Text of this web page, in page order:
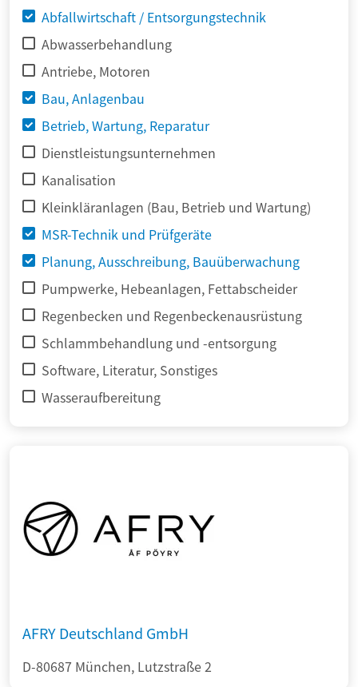
Abfallwirtschaft / Entsorgungstechnik
Abwasserbehandlung
Antriebe, Motoren
Bau, Anlagenbau
Betrieb, Wartung, Reparatur
Dienstleistungsunternehmen
Kanalisation
Kleinkläranlagen (Bau, Betrieb und Wartung)
MSR-Technik und Prüfgeräte
Planung, Ausschreibung, Bauüberwachung
Pumpwerke, Hebeanlagen, Fettabscheider
Regenbecken und Regenbeckenausrüstung
Schlammbehandlung und -entsorgung
Software, Literatur, Sonstiges
Wasseraufbereitung
AFRY Deutschland GmbH
D-80687 München, Lutzstraße 2